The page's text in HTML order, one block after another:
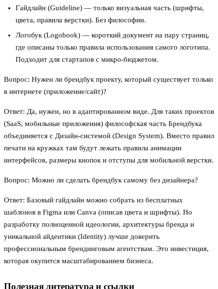
Гайдлайн (Guideline) — только визуальная часть (шрифты,
цвета, правила верстки). Без философии.
Логобук (Logobook) — короткий документ на пару страниц,
где описаны только правила использования самого логотипа.
Подходит для стартапов с микро-бюджетом.
Вопрос: Нужен ли брендбук проекту, который существует только
в интернете (приложение/сайт)?
Ответ: Да, нужен, но в адаптированном виде. Для таких проектов
(SaaS, мобильные приложения) философская часть Брендбука
объединяется с Дизайн-системой (Design System). Вместо правил
печати на кружках там будут лежать правила анимации
интерфейсов, размеры кнопок и отступы для мобильной верстки.
Вопрос: Можно ли сделать брендбук самому без дизайнера?
Ответ: Базовый гайдлайн можно собрать из бесплатных
шаблонов в Figma или Canva (описав цвета и шрифты). Но
разработку полноценной идеологии, архитектуры бренда и
уникальной айдентики (Identity) лучше доверить
профессиональным брендинговым агентствам. Это инвестиция,
которая окупится масштабированием бизнеса.
Полезная литература и ссылки